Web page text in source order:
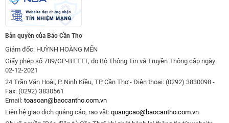
Bản quyền của Báo Cần Thơ
Giám đốc: HUỲNH HOÀNG MẾN
Giấy phép số 789/GP-BTTTT, do Bộ Thông Tin và Truyền Thông cấp ngày
02-12-2021
24 Trần Văn Hoài, P. Ninh Kiều, TP Cần Thơ - Điện thoại: (0292) 3830098 -
Fax: (0292) 3830561
Email: toasoan@baocantho.com.vn
Liên hệ giao dịch quảng cáo, rao vặt: quangcao@baocantho.com.vn